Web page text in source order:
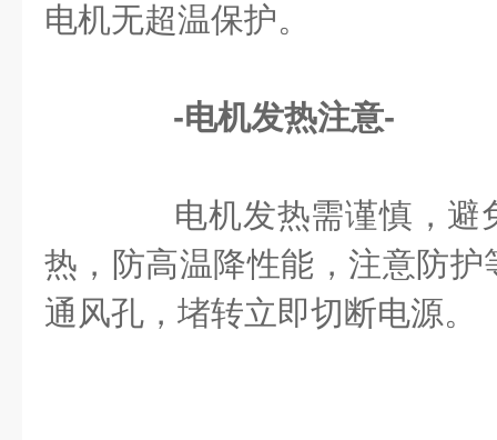
电机无超温保护。
-电机发热注意-
电机发热需谨慎，避
热，防高温降性能，注意防
通风孔，堵转立即切断电源。